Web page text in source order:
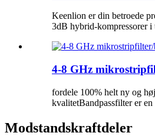
Keenlion er din betroede
3dB hybrid-kompressorer i
4-8 GHz
fordele 100% helt ny og høj
kvalitetBandpassfilter er en
Modstandskraftdeler